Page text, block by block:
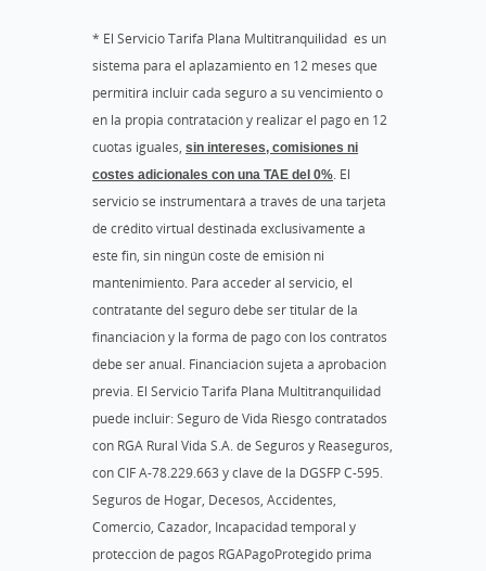
* El Servicio Tarifa Plana Multitranquilidad es un
sistema para el aplazamiento en 12 meses que
permitirá incluir cada seguro a su vencimiento o
en la propia contratación y realizar el pago en 12
cuotas iguales, sin intereses, comisiones ni
costes adicionales con una TAE del 0%. El
servicio se instrumentará a través de una tarjeta
de crédito virtual destinada exclusivamente a
este fin, sin ningún coste de emisión ni
mantenimiento. Para acceder al servicio, el
contratante del seguro debe ser titular de la
financiación y la forma de pago con los contratos
debe ser anual. Financiación sujeta a aprobación
previa. El Servicio Tarifa Plana Multitranquilidad
puede incluir: Seguro de Vida Riesgo contratados
con RGA Rural Vida S.A. de Seguros y Reaseguros,
con CIF A-78.229.663 y clave de la DGSFP C-595.
Seguros de Hogar, Decesos, Accidentes,
Comercio, Cazador, Incapacidad temporal y
protección de pagos RGAPagoProtegido prima